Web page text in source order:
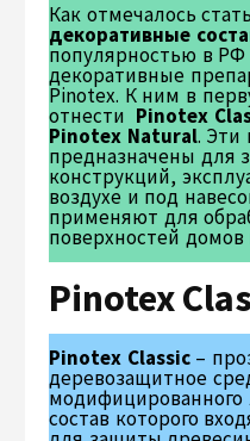
Как отмечалось
декоративные
популярностью в
декоративные
Pinotex. К ним в
отнести Pinotex
Pinotex Natural. Эти
предназначены для
конструкций,
воздухе и под
применяют для
поверхностей домов
Pinotex
Pinotex Classic–
деревозащитное
состав которого